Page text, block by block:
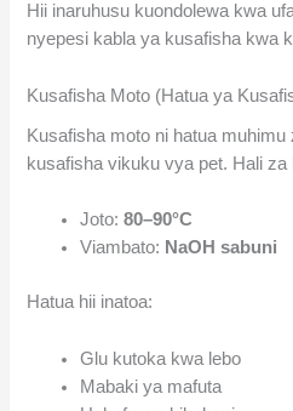
Hii inaruhusu kuondolewa kwa
nyepesi kabla ya kusafisha kwa
Kusafisha Moto (Hatua ya
Kusafisha moto ni hatua
kusafisha vikuku vya pet. Hali za
Joto:80–90°C
Viambato: NaOH sabuni
Hatua hii inatoa:
Glu kutoka kwa lebo
Mabaki ya mafuta